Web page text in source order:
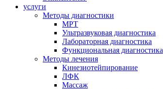
услуги
Методы диагностики
МРТ
Ультразвуковая диагностика
Лабораторная диагностика
Функциональная диагностика
Методы лечения
Кинезиотейпирование
ЛФК
Массаж